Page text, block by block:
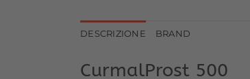
DESCRIZIONE BRAND
CurmalProst 500